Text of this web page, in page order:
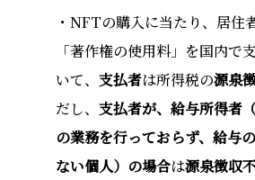
・NFTの購入に当たり、居住
「著作権の使用料」を国内で
いて、支払者は所得税の源泉
だし、支払者が、給与所得者
の業務を行っておらず、給与
ない個人）の場合は源泉徴収